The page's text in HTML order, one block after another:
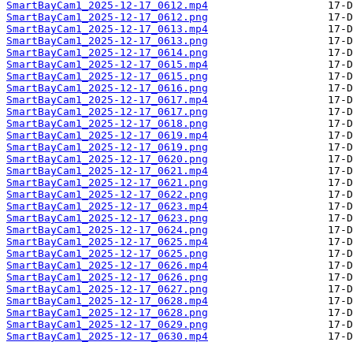
SmartBayCam1_2025-12-17_0612.mp4
SmartBayCam1_2025-12-17_0612.png
SmartBayCam1_2025-12-17_0613.mp4
SmartBayCam1_2025-12-17_0613.png
SmartBayCam1_2025-12-17_0614.png
SmartBayCam1_2025-12-17_0615.mp4
SmartBayCam1_2025-12-17_0615.png
SmartBayCam1_2025-12-17_0616.png
SmartBayCam1_2025-12-17_0617.mp4
SmartBayCam1_2025-12-17_0617.png
SmartBayCam1_2025-12-17_0618.png
SmartBayCam1_2025-12-17_0619.mp4
SmartBayCam1_2025-12-17_0619.png
SmartBayCam1_2025-12-17_0620.png
SmartBayCam1_2025-12-17_0621.mp4
SmartBayCam1_2025-12-17_0621.png
SmartBayCam1_2025-12-17_0622.png
SmartBayCam1_2025-12-17_0623.mp4
SmartBayCam1_2025-12-17_0623.png
SmartBayCam1_2025-12-17_0624.png
SmartBayCam1_2025-12-17_0625.mp4
SmartBayCam1_2025-12-17_0625.png
SmartBayCam1_2025-12-17_0626.mp4
SmartBayCam1_2025-12-17_0626.png
SmartBayCam1_2025-12-17_0627.png
SmartBayCam1_2025-12-17_0628.mp4
SmartBayCam1_2025-12-17_0628.png
SmartBayCam1_2025-12-17_0629.png
SmartBayCam1_2025-12-17_0630.mp4